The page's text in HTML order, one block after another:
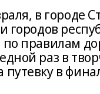
в городе
городов
по правилам
раз в
в